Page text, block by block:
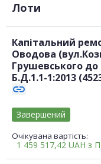
Лоти
Капітальний
Оводова
Грушевського
Б.Д.1.1-1:2013
link
Очікувана вартість:
1 459 517,42 UAH з
Завершений